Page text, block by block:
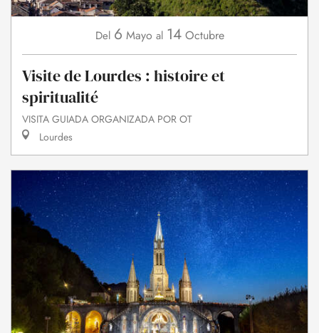
Del 6 Mayo al 14 Octubre
Visite de Lourdes : histoire et
spiritualité
VISITA GUIADA ORGANIZADA POR OT
Lourdes